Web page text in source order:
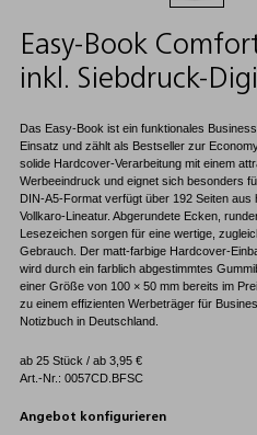
Easy-Book
inkl. Siebdruck-
Das Easy-Book ist ein funktionales
Einsatz und zählt als Bestseller zur
solide Hardcover-Verarbeitung mit einem
Werbeeindruck und eignet sich besonders
DIN-A5-Format verfügt über 192 Seiten
Vollkaro-Lineatur. Abgerundete Ecken,
Lesezeichen sorgen für eine wertige,
Gebrauch. Der matt-farbige Hardcover-
wird durch ein farblich abgestimmtes
einer Größe von 100 × 50 mm bereits im
zu einem effizienten Werbeträger für
Notizbuch in Deutschland.
ab 25 Stück / ab 3,95 €
Art.-Nr.: 0057CD.BFSC
Angebot konfigurieren